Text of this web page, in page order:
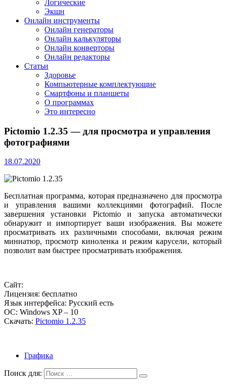
Логические
Экшн
Онлайн инструменты
Онлайн генераторы
Онлайн калькуляторы
Онлайн конверторы
Онлайн редакторы
Статьи
Здоровье
Компьютерные комплектующие
Смартфоны и планшеты
О программах
Это интересно
Pictomio 1.2.35 — для просмотра и управления
фотографиями
18.07.2020
Бесплатная программа, которая предназначено для просмотра
и управления вашими коллекциями фотографий. После
завершения установки Pictomio и запуска автоматически
обнаружит и импортирует ваши изображения. Вы можете
просматривать их различными способами, включая режим
миниатюр, просмотр киноленка и режим карусели, который
позволит вам быстрее просматривать изображения.
Сайт:
Лицензия: бесплатно
Язык интерфейса: Русский есть
ОС: Windows XP – 10
Скачать: Pictomio 1.2.35
Графика
Поиск для: